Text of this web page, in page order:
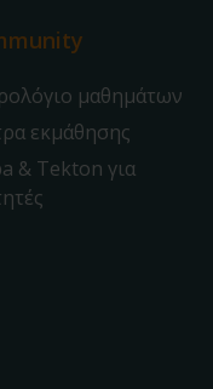
μαθημάτων
εκμάθησης
& Tekton για